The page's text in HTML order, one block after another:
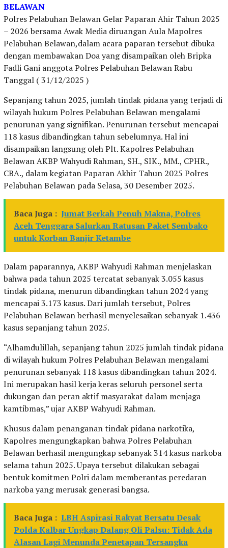
BELAWAN
Polres Pelabuhan Belawan Gelar Paparan Ahir Tahun 2025
– 2026 bersama Awak Media diruangan Aula Mapolres
Pelabuhan Belawan,dalam acara paparan tersebut dibuka
dengan membawakan Doa yang disampaikan oleh Bripka
Fadli Gani anggota Polres Pelabuhan Belawan Rabu
Tanggal ( 31/12/2025 )
Sepanjang tahun 2025, jumlah tindak pidana yang terjadi di
wilayah hukum Polres Pelabuhan Belawan mengalami
penurunan yang signifikan. Penurunan tersebut mencapai
118 kasus dibandingkan tahun sebelumnya. Hal ini
disampaikan langsung oleh Plt. Kapolres Pelabuhan
Belawan AKBP Wahyudi Rahman, SH., SIK., MM., CPHR.,
CBA., dalam kegiatan Paparan Akhir Tahun 2025 Polres
Pelabuhan Belawan pada Selasa, 30 Desember 2025.
Baca Juga : Jumat Berkah Penuh Makna, Polres
Aceh Tenggara Salurkan Ratusan Paket Sembako
untuk Korban Banjir Ketambe
Dalam paparannya, AKBP Wahyudi Rahman menjelaskan
bahwa pada tahun 2025 tercatat sebanyak 3.055 kasus
tindak pidana, menurun dibandingkan tahun 2024 yang
mencapai 3.173 kasus. Dari jumlah tersebut, Polres
Pelabuhan Belawan berhasil menyelesaikan sebanyak 1.436
kasus sepanjang tahun 2025.
“Alhamdulillah, sepanjang tahun 2025 jumlah tindak pidana
di wilayah hukum Polres Pelabuhan Belawan mengalami
penurunan sebanyak 118 kasus dibandingkan tahun 2024.
Ini merupakan hasil kerja keras seluruh personel serta
dukungan dan peran aktif masyarakat dalam menjaga
kamtibmas,” ujar AKBP Wahyudi Rahman.
Khusus dalam penanganan tindak pidana narkotika,
Kapolres mengungkapkan bahwa Polres Pelabuhan
Belawan berhasil mengungkap sebanyak 314 kasus narkoba
selama tahun 2025. Upaya tersebut dilakukan sebagai
bentuk komitmen Polri dalam memberantas peredaran
narkoba yang merusak generasi bangsa.
Baca Juga : LBH Aspirasi Rakyat Bersatu Desak
Polda Kalbar Ungkap Dalang Oli Palsu: Tidak Ada
Alasan Lagi Menunda Penetapan Tersangka